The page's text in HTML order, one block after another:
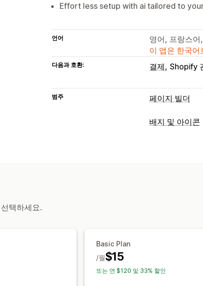
Effort less setup with ai tailored to
언어
영어, 프랑스
이 앱은 한국
다음과 호환: 결제 Shopify
범주 페이지 빌더
페이지 유형
배지 및 아이콘
택하세요.
Basic Plan
$15
/월
또는 연 $120 및 33% 할인